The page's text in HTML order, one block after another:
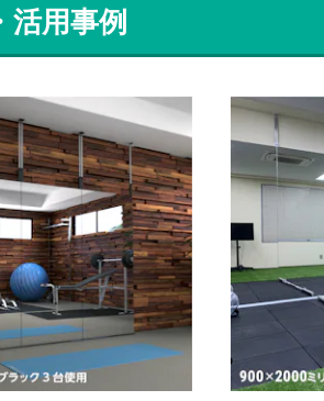
活用事例